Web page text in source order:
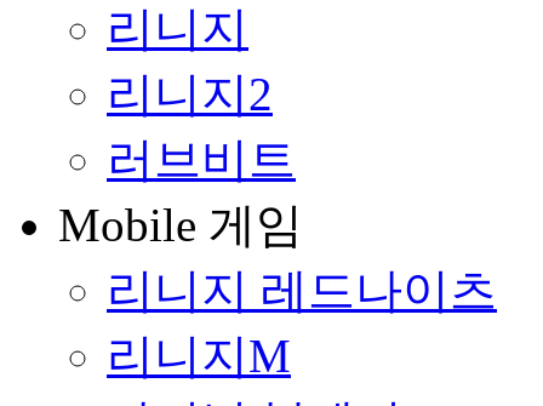
리니지
리니지2
러브비트
Mobile 게임
리니지 레드나이츠
리니지M